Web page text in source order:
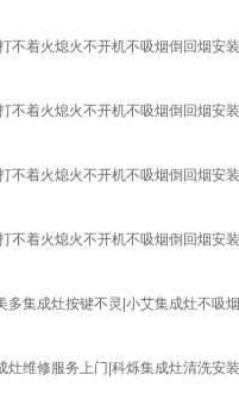
不着火熄火不开机不吸烟倒回烟安
不着火熄火不开机不吸烟倒回烟安
不着火熄火不开机不吸烟倒回烟安
不着火熄火不开机不吸烟倒回烟安
多集成灶按键不灵|小艾集成灶不吸
灶维修服务上门|科烁集成灶清洗